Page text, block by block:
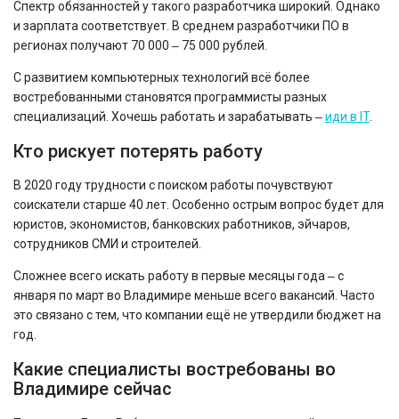
Спектр обязанностей у такого разработчика широкий. Однако
и зарплата соответствует. В среднем разработчики ПО в
регионах получают 70 000 ‒ 75 000 рублей.
С развитием компьютерных технологий всё более
востребованными становятся программисты разных
специализаций. Хочешь работать и зарабатывать ‒иди в IT.
Кто рискует потерять работу
В 2020 году трудности с поиском работы почувствуют
соискатели старше 40 лет. Особенно острым вопрос будет для
юристов, экономистов, банковских работников, эйчаров,
сотрудников СМИ и строителей.
Сложнее всего искать работу в первые месяцы года ‒ с
января по март во Владимире меньше всего вакансий. Часто
это связано с тем, что компании ещё не утвердили бюджет на
год.
Какие специалисты востребованы во
Владимире сейчас